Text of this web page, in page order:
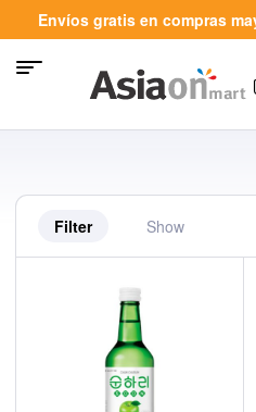
Envíos gratis en compras
Filter Show